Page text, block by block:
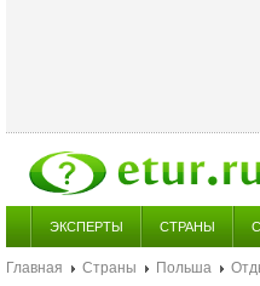
ЭКСПЕРТЫ СТРАНЫ
Главная Страны Польша